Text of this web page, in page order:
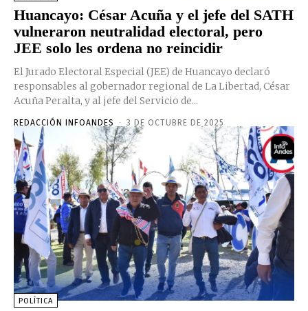
Huancayo: César Acuña y el jefe del SATH
vulneraron neutralidad electoral, pero
JEE solo les ordena no reincidir
El Jurado Electoral Especial (JEE) de Huancayo declaró
responsables al gobernador regional de La Libertad, César
Acuña Peralta, y al jefe del Servicio de...
REDACCIÓN INFOANDES - 3 DE OCTUBRE DE 2025
POLÍTICA